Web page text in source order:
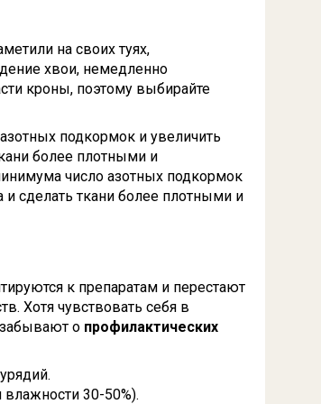
на своих туях,
хвои, немедленно
кроны, поэтому выбирайте
подкормок и увеличить
более плотными и
число азотных подкормок
сделать ткани более плотными и
к препаратам и перестают
Хотя чувствовать себя в
о профилактических
30-50%).